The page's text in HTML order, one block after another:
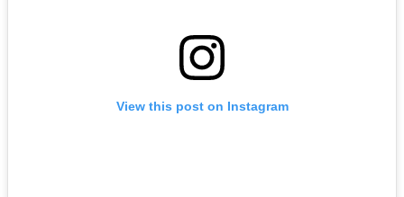
View this post on Instagram